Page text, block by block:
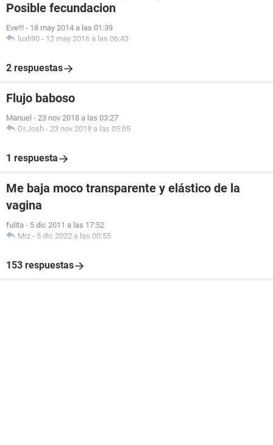
Posible fecundacion
Eve!!! - 18 may 2014 a las 01:39
luxli90 - 12 may 2016 a las 06:43
2 respuestas
Flujo baboso
Manuel - 23 nov 2018 a las 03:27
Dr.Josh - 23 nov 2018 a las 05:05
1 respuesta
Me baja moco transparente y elástico de la
vagina
fulita - 5 dic 2011 a las 17:52
Mrz - 5 dic 2022 a las 00:55
153 respuestas